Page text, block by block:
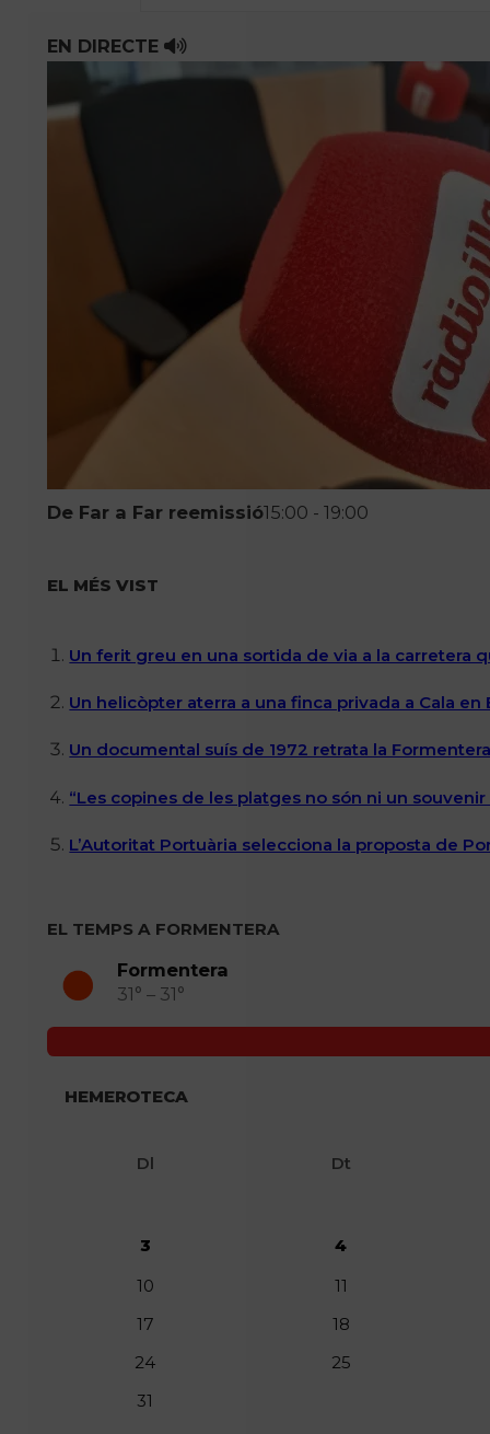
EN DIRECTE
De Far a Far reemissió15:00 - 19:00
EL MÉS VIST
Un ferit greu en una sortida de via a la carretera
Un helicòpter aterra a una finca privada a Cala
Un documental suís de 1972 retrata la
“Les copines de les platges no són ni un
L’Autoritat Portuària selecciona la proposta de
EL TEMPS A FORMENTERA
Formentera
31° – 31°
HEMEROTECA
Dl Dt
3
4
10
11
17
18
24
25
31